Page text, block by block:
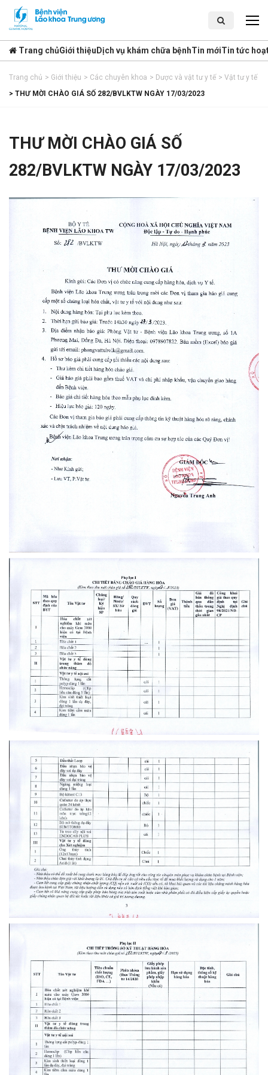
Trang chủGiới thiệu Dịch vụ khám chữa bệnhTin mớiTin tức
Trang chủ > Giới thiệu > Các chuyên khoa > Dược và vật tư y tế > Vật tư y tế
> THƯ MỜI CHÀO GIÁ SỐ 282/BVLKTW NGÀY 17/03/2023
THƯ MỜI CHÀO GIÁ SỐ
282/BVLKTW NGÀY 17/03/2023